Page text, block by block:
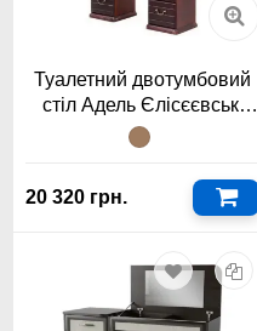
Туалетний двотумбовий
стіл Адель Єлісєєвські
Меблі
20 320 грн.